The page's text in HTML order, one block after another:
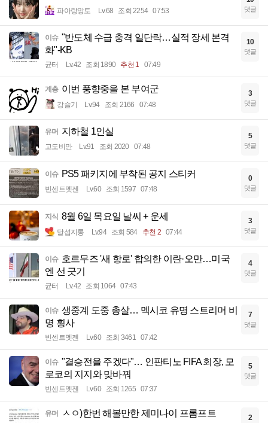
파아랑망토 Lv.68 조회 2254 07:53 댓글
이슈 "반도체 수급 충격 일단락…실적 장세 본격
화"-KB
균터 Lv.42 조회 1890 추천 1 07:49
10
댓글
계층 이번 풍향중을 본 부여군
강슬기 Lv.94 조회 2166 07:48
3
댓글
유머 지하철 1인실
고도비만 Lv.91 조회 2020 07:48
5
댓글
이슈 PS5 패키지에 부착된 공지 스티커
빈센트멧젠 Lv.60 조회 1597 07:48
0
댓글
지식 8월 6일 목요일 날씨 + 운세
달섭지롱 Lv.94 조회 584 추천 2 07:44
3
댓글
이슈 호르무즈 '새 항로' 합의한 이란·오만…미국
엔 선 긋기
균터 Lv.42 조회 1064 07:43
4
댓글
이슈 생중계 도중 총살… 멕시코 유명 스트리머 비
명 횡사
빈센트멧젠 Lv.60 조회 3461 07:42
7
댓글
이슈 "결승전을 주겠다"… 인판티노 FIFA 회장, 모
로코의 지지와 맞바꿔
빈센트멧젠 Lv.60 조회 1265 07:37
5
댓글
유머 ㅅㅇ)한번 해볼만한 제미나이 프롬프트 2